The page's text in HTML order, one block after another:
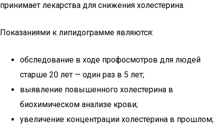
принимает лекарства для снижения холестерина.
Показаниями к липидограмме являются:
обследование в ходе профосмотров для людей
старше 20 лет — один раз в 5 лет;
выявление повышенного холестерина в
биохимическом анализе крови;
увеличение концентрации холестерина в прошлом;